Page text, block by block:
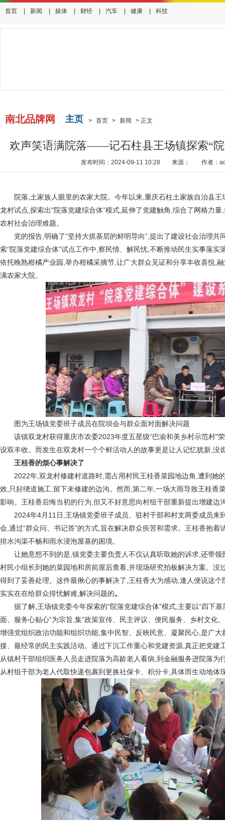
首页 新闻 娱体 财经 汽车 健康 科技
南北品牌网 主页 > 首页 > 新闻 > 正文
欢声笑语满院落——记石柱县王场镇探索“
发布时间：2024-09-11 10:28 来源： 作者：
院落,土家族人眼里的农家大院。今年以来,重庆石柱土家族自治县
龙村试点,探索出“院落党建综合体”模式,延伸了党建触角,综合了网格力
农村社会治理难题。
党的报告,明确了“坚持大抓基层的鲜明导向”,提出了建设社会治理共
索“院落党建综合体”试点工作中,察民情、解民忧,不断推动民生实事落实
依托晚熟柑橘产业园,举办柑橘采摘节,让广大群众见证和分享丰收喜悦,
满农家大院。
图为王场镇党委班子成员在院坝会与群众面对面解决问题
该镇双龙村获得重庆市农委2023年度五星级“巴渝和美乡村示范村”
设双丰收。而发生在双龙村一个个鲜活动人的故事更是让人记忆犹新,没
王桂香的烦心事解决了
2022年,双龙村修建村道路时,需占用村民王桂香菜园地边角,遭到她
效,只好绕道施工,留下未修建的边沟。然而,第二年,一场大雨导致王桂香
影响。王桂香后悔当初的行为,但又不好意思向村组干部重新提出增建边
2024年4月11日,王场镇党委班子成员、驻村干部和村支两委成员来
会,通过“群众问、书记答”的方式,旨在解决群众疾苦和需求。王桂香抱着
排水沟渠不畅和雨水浸泡屋基的困境。
让她意想不到的是,镇党委主要负责人不仅认真听取她的诉求,还带
村民小组长到她的菜园地和房前屋后查看,并现场研究拍板解决方案。没
得到了妥善处理。这件最揪心的事解决了,王桂香大为感动,逢人便说这
实实在在给群众排忧解难,解决问题的。
据了解,王场镇党委今年探索的“院落党建综合体”模式,主要以“四下
面、服务心贴心”为宗旨,集“政策宣传、民主评议、便民服务、乡村文化
增强党组织政治功能和组织功能,集中民智、反映民意、凝聚民心,是广
接、最经常的民主实践活动。通过下沉工作重心和党建资源,真正把党建
从镇村干部组织医务人员走进院落为高龄老人看病,到金融服务进院落为
从村组干部为老人代取快递包裹到更换社保卡、积分卡,具体而生动地体